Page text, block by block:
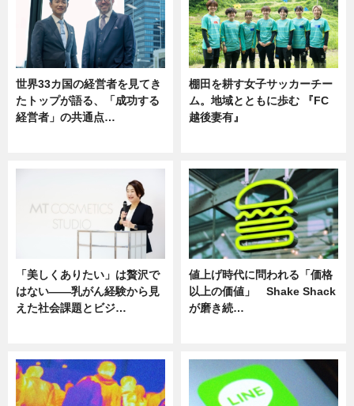
世界33カ国の経営者を見てき
たトップが語る、「成功する
経営者」の共通点…
棚田を耕す女子サッカーチー
ム。地域とともに歩む 『FC
越後妻有』
「美しくありたい」は贅沢で
はない――乳がん経験から見
えた社会課題とビジ…
値上げ時代に問われる「価格
以上の価値」 Shake Shack
が磨き続…